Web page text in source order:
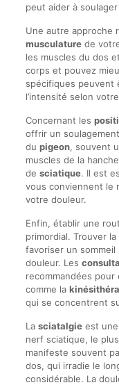
peut aider à
Une autre approche
musculaturede
les muscles du dos
corps et pouvez
spécifiques peuvent
l’intensité selon
Concernant les
offrir un
du pigeon, souvent
muscles de la
de sciatique. Il est
vous conviennent le
votre douleur.
Enfin, établir une
primordial. Trouver
favoriser un
douleur. Les
recommandées
comme la
qui se concentrent
La sciatalgieest une
nerf sciatique, le
manifeste souvent
dos, qui irradie le
considérable. La